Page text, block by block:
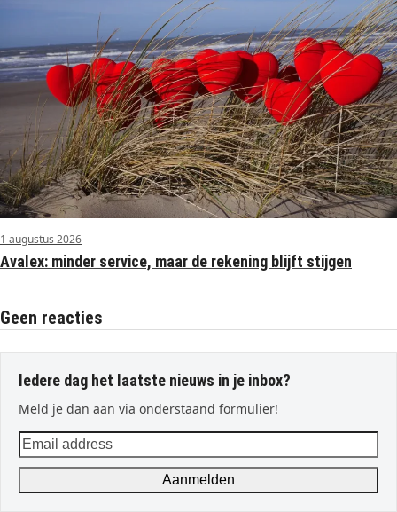
1 augustus 2026
Avalex: minder service, maar de rekening blijft stijgen
Geen reacties
Iedere dag het laatste nieuws in je inbox?
Meld je dan aan via onderstaand formulier!
Email
address
Aanmelden